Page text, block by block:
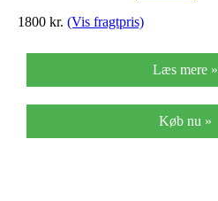
1800 kr. (Vis fragtpris)
Læs mere »
Køb nu »